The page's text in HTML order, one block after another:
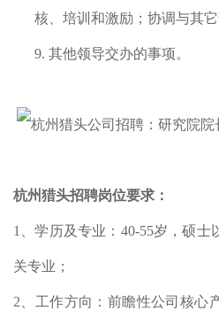
核、培训和激励；协调与其
9. 其他领导交办的事项。
杭州猎头招聘岗位要求：
1、学历及专业：40-55岁，硕士
关专业；
2、工作方向：前瞻性公司核心